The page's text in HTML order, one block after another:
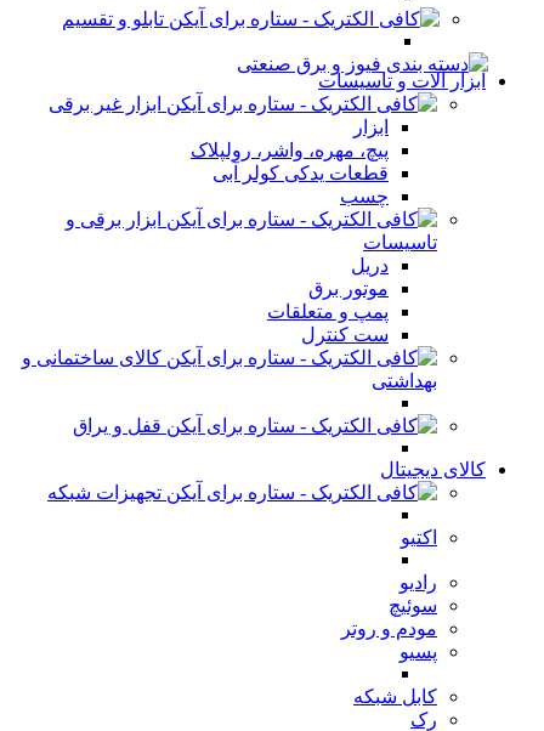
تابلو و تقسیم
ابزار آلات و تاسیسات
ابزار غیر برقی
ابزار
پیچ، مهره، واشر، رولپلاک
قطعات یدکی کولر آبی
چسب
ابزار برقی و
تاسیسات
دریل
موتور برق
پمپ و متعلقات
ست کنترل
کالای ساختمانی و
بهداشتی
قفل و یراق
کالای دیجیتال
تجهیزات شبکه
اکتیو
رادیو
سوئیچ
مودم و روتر
پسیو
کابل شبکه
رک